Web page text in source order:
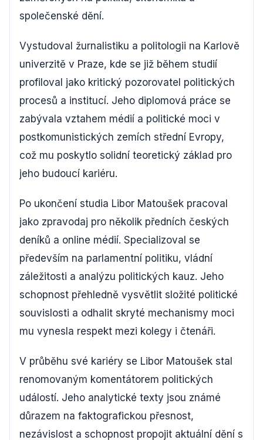
společenské dění.
Vystudoval žurnalistiku a politologii na Karlově
univerzitě v Praze, kde se již během studií
profiloval jako kritický pozorovatel politických
procesů a institucí. Jeho diplomová práce se
zabývala vztahem médií a politické moci v
postkomunistických zemích střední Evropy,
což mu poskytlo solidní teoretický základ pro
jeho budoucí kariéru.
Po ukončení studia Libor Matoušek pracoval
jako zpravodaj pro několik předních českých
deníků a online médií. Specializoval se
především na parlamentní politiku, vládní
záležitosti a analýzu politických kauz. Jeho
schopnost přehledně vysvětlit složité politické
souvislosti a odhalit skryté mechanismy moci
mu vynesla respekt mezi kolegy i čtenáři.
V průběhu své kariéry se Libor Matoušek stal
renomovaným komentátorem politických
událostí. Jeho analytické texty jsou známé
důrazem na faktografickou přesnost,
nezávislost a schopnost propojit aktuální dění s